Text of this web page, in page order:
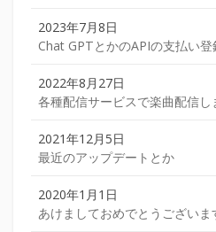
2023年7月8日
Chat GPTとかのAPIの支払い登
2022年8月27日
各種配信サービスで楽曲配信し
2021年12月5日
最近のアップデートとか
2020年1月1日
あけましておめでとうございま